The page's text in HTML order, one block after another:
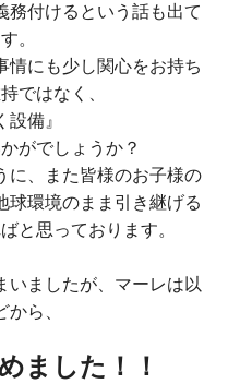
務付けるという話も出て
。
情にも少し関心をお持ち
ではなく、
設備』
がでしょうか？
に、また皆様のお子様の
球環境のまま引き継げる
と思っております。
いましたが、マーレは以
から、
ました！！